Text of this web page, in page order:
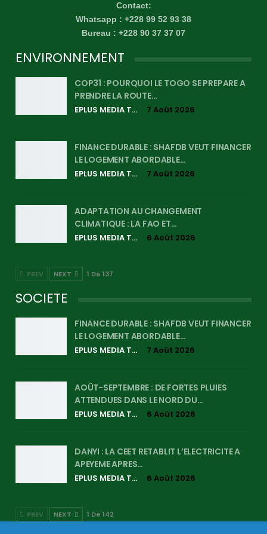
Contact:
Whatsapp : +228 99 52 93 38
Bureau : +228 90 37 37 07
ENVIRONNEMENT
COP31 : POURQUOI LE TOGO SE PREPARE A
PRENDRE LA ROUTE…
EPLUS MEDIA TV 7 Août 2026
FINANCE DURABLE : SHAFDB VEUT FINANCER
LE LOGEMENT ABORDABLE…
EPLUS MEDIA TV 7 Août 2026
ADAPTATION AU CHANGEMENT
CLIMATIQUE : LA FAO ET…
EPLUS MEDIA TV 6 Août 2026
PREV NEXT 1 De 137
SOCIETE
FINANCE DURABLE : SHAFDB VEUT FINANCER
LE LOGEMENT ABORDABLE…
EPLUS MEDIA TV 7 Août 2026
AOÛT-SEPTEMBRE : DE FORTES PLUIES
ATTENDUES DANS LE NORD DU…
EPLUS MEDIA TV 6 Août 2026
DANYI : LA CEET RETABLIT L’ELECTRICITE A
APEYEME APRES…
EPLUS MEDIA TV 6 Août 2026
PREV NEXT 1 De 142